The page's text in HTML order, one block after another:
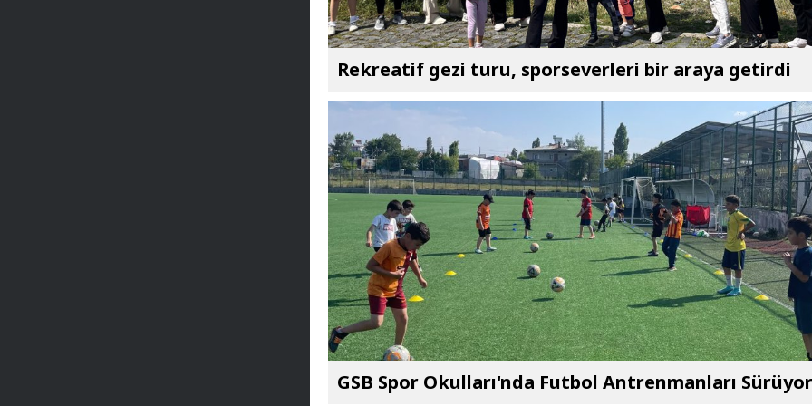
Rekreatif gezi turu, sporseverleri bir araya getirdi
GSB Spor Okulları'nda Futbol Antrenmanları Sürüyor